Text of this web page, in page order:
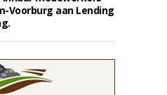
Voorburg aan Lending